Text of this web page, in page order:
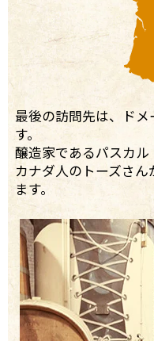
最後の訪問先は、ド
す。
醸造家であるパスカ
カナダ人のトーズさ
ます。